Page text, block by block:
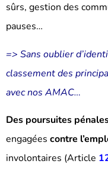
sûrs, gestion des
pauses…
=> Sans oublier
classement des
avec nos AMAC…
Des poursuites
engagées contre
involontaires (Article